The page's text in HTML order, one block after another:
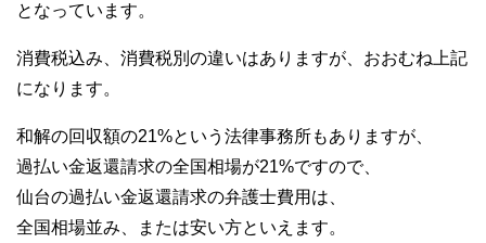
となっています。
消費税込み、消費税別の違いはありますが、おおむね上記
になります。
和解の回収額の21%という法律事務所もありますが、
過払い金返還請求の全国相場が21%ですので、
仙台の過払い金返還請求の弁護士費用は、
全国相場並み、または安い方といえます。